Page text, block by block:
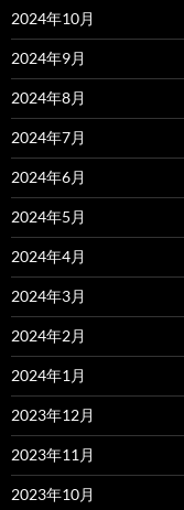
2024年10月
2024年9月
2024年8月
2024年7月
2024年6月
2024年5月
2024年4月
2024年3月
2024年2月
2024年1月
2023年12月
2023年11月
2023年10月